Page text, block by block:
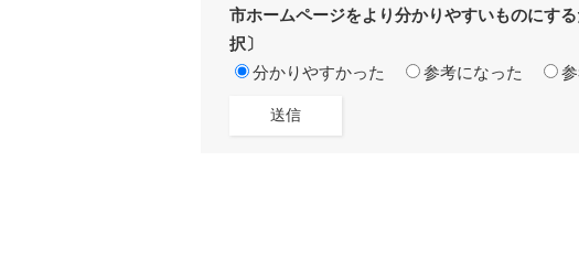
市ホームページをより分かりやすいものにす
択〕
分かりやすかった
参考になった